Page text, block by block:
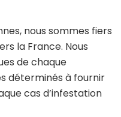
nous sommes fiers
la France. Nous
de chaque
déterminés à fournir
cas d’infestation